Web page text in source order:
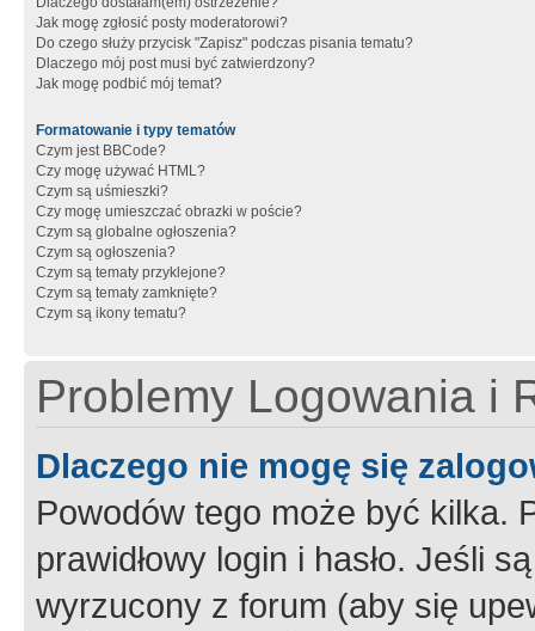
Jak mogę zgłosić posty moderatorowi?
Do czego służy przycisk "Zapisz" podczas pisania tematu?
Dlaczego mój post musi być zatwierdzony?
Jak mogę podbić mój temat?
Formatowanie i typy tematów
Czym jest BBCode?
Czy mogę używać HTML?
Czym są uśmieszki?
Czy mogę umieszczać obrazki w poście?
Czym są globalne ogłoszenia?
Czym są ogłoszenia?
Czym są tematy przyklejone?
Czym są tematy zamknięte?
Czym są ikony tematu?
Problemy Logowania i
Dlaczego nie mogę się
Powodów tego może być kilka.
prawidłowy login i hasło. Jeśli
wyrzucony z forum (aby się